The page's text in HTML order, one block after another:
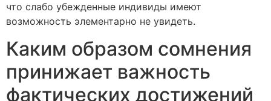
что слабо убежденные индивиды имеют
возможность элементарно не увидеть.
Каким образом сомнения
принижает важность
фактических достижений